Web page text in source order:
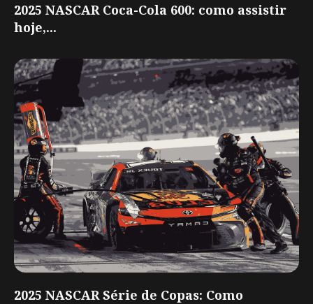
2025 NASCAR Coca-Cola 600: como assistir
hoje,...
2025 NASCAR Série de Copas: Como